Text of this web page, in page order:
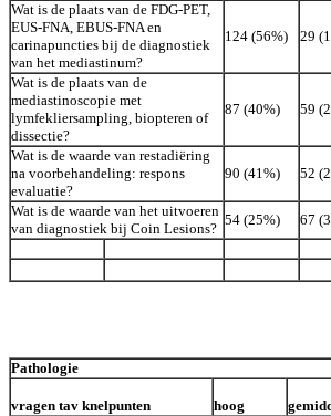
Wat is de plaats van de FDG-PET,
EUS-FNA, EBUS-FNA en
carinapuncties bij de diagnostiek
van het mediastinum?
124 (56%) 29
Wat is de plaats van de
mediastinoscopie met
lymfekliersampling, biopteren of
dissectie?
87 (40%) 59
Wat is de waarde van restadiëring
na voorbehandeling: respons
evaluatie?
90 (41%) 52
Wat is de waarde van het uitvoeren
van diagnostiek bij Coin Lesions?
54 (25%) 67
Pathologie
vragen tav knelpunten hoog